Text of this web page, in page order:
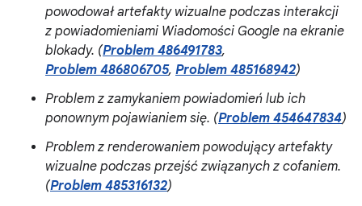
powodował artefakty wizualne podczas interakcji
z powiadomieniami Wiadomości Google na ekranie
blokady. (Problem 486491783,
Problem 486806705, Problem 485168942)
Problem z zamykaniem powiadomień lub ich
ponownym pojawianiem się. (Problem 454647834)
Problem z renderowaniem powodujący artefakty
wizualne podczas przejść związanych z cofaniem.
(Problem 485316132)